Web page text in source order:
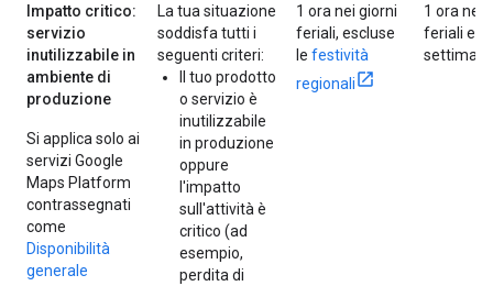
Impatto critico:
servizio
inutilizzabile in
ambiente di
produzione
Si applica solo ai
servizi Google
Maps Platform
contrassegnati
come
Disponibilità
generale
La tua situazione
soddisfa tutti i
seguenti criteri:
Il tuo prodotto
o servizio è
inutilizzabile
in produzione
oppure
l'impatto
sull'attività è
critico (ad
esempio,
perdita di
1 ora nei giorni
feriali, escluse
le festività
regionali
1 ora nei
feriali e